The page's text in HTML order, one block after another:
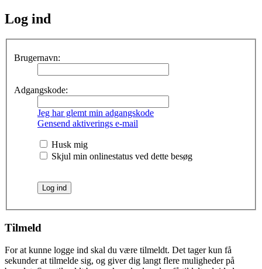
Log ind
Brugernavn:
Adgangskode:
Jeg har glemt min adgangskode
Gensend aktiverings e-mail
Husk mig
Skjul min onlinestatus ved dette besøg
Tilmeld
For at kunne logge ind skal du være tilmeldt. Det tager kun få
sekunder at tilmelde sig, og giver dig langt flere muligheder på